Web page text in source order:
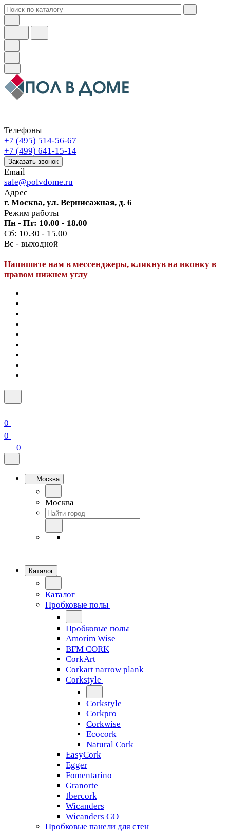
Телефоны
+7 (495) 514-56-67
+7 (499) 641-15-14
Заказать звонок
Email
sale@polvdome.ru
Адрес
г. Москва, ул. Вернисажная, д. 6
Режим работы
Пн - Пт: 10.00 - 18.00
Сб: 10.30 - 15.00
Вс - выходной
Напишите нам в мессенджеры, кликнув на иконку в
правом нижнем углу
0
0
0
Москва
Москва
Каталог
Каталог
Пробковые полы
Пробковые полы
Amorim Wise
BFM CORK
CorkArt
Corkart narrow plank
Corkstyle
Corkstyle
Corkpro
Corkwise
Ecocork
Natural Cork
EasyCork
Egger
Fomentarino
Granorte
Ibercork
Wicanders
Wicanders GO
Пробковые панели для стен